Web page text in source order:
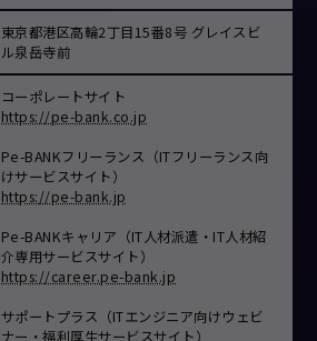
東京都港区高輪2丁目15番8号 グレイスビ
ル泉岳寺前
コーポレートサイト
https://pe-bank.co.jp
Pe-BANKフリーランス（ITフリーランス向
けサービスサイト）
https://pe-bank.jp
Pe-BANKキャリア（IT人材派遣・IT人材紹
介専用サービスサイト）
https://career.pe-bank.jp
サポートプラス（ITエンジニア向けウェビ
ナー・福利厚生サービスサイト）